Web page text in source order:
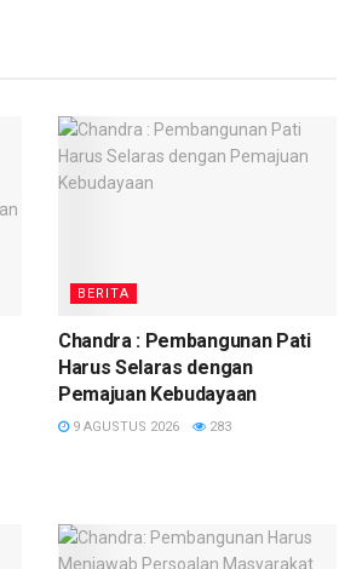
BERITA
Chandra : Pembangunan Pati
Harus Selaras dengan
Pemajuan Kebudayaan
9 AGUSTUS 2026 283